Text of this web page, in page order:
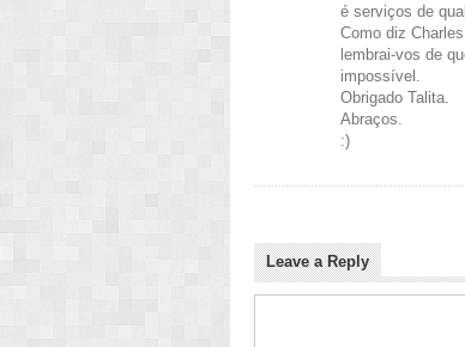
é serviços de
Como diz
lembrai-vos de
impossível.
Obrigado Talita.
Abraços.
:)
Leave a Reply